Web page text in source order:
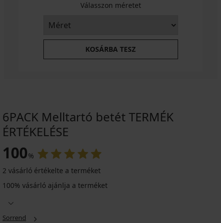
Válasszon méretet
KOSÁRBA TESZ
6PACK Melltartó betét TERMÉK
ÉRTÉKELÉSE
100%
2 vásárló értékelte a terméket
100% vásárló ajánlja a terméket
Sorrend